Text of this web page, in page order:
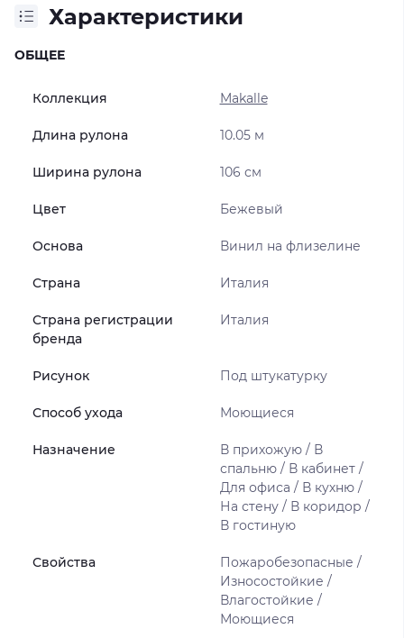
Характеристики
ОБЩЕЕ
Коллекция Makalle
Длина рулона 10.05 м
Ширина рулона 106 см
Цвет Бежевый
Основа Винил на флизелине
Страна Италия
Страна регистрации
бренда
Италия
Рисунок Под штукатурку
Способ ухода Моющиеся
Назначение
В прихожую / В
спальню / В кабинет /
Для офиса / В кухню /
На стену / В коридор /
В гостиную
Свойства
Пожаробезопасные /
Износостойкие /
Влагостойкие /
Моющиеся